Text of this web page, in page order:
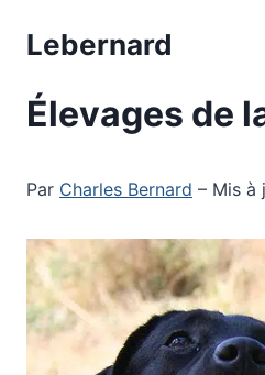
contenu
Lebernard
Élevages de
Par Charles Bernard – Mis à